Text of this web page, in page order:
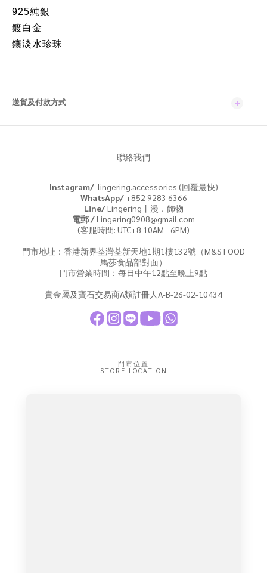
925純銀
鍍白金
鑲淡水珍珠
送貨及付款方式
聯絡我們
Instagram/ lingering.accessories (回覆最快)
WhatsApp/+852 9283 6366
Line/Lingering丨漫．飾物
電郵 /Lingering0908@gmail.com
(客服時間: UTC+8 10AM - 6PM)
門市地址：香港新界荃灣荃新天地1期1樓132號（M&S FOOD
馬莎食品部對面）
門市營業時間：每日中午12點至晚上9點
貴金屬及寶石交易商A類註冊人A-B-26-02-10434
門市位置
STORE LOCATION